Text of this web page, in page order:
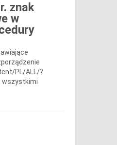
znak
w
PL/ALL/?
wszystkimi